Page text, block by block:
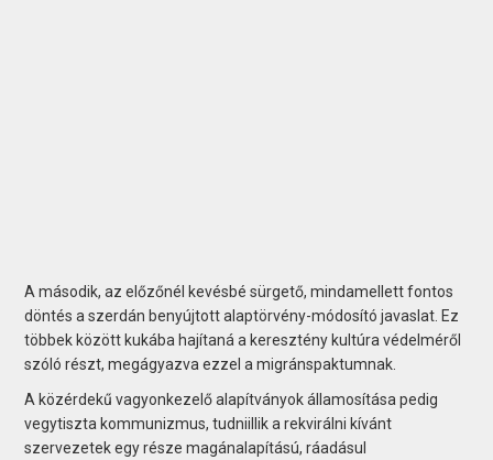
A második, az előzőnél kevésbé sürgető, mindamellett fontos
döntés a szerdán benyújtott alaptörvény-módosító javaslat. Ez
többek között kukába hajítaná a keresztény kultúra védelméről
szóló részt, megágyazva ezzel a migránspaktumnak.
A közérdekű vagyonkezelő alapítványok államosítása pedig
vegytiszta kommunizmus, tudniillik a rekvirálni kívánt
szervezetek egy része magánalapítású, ráadásul